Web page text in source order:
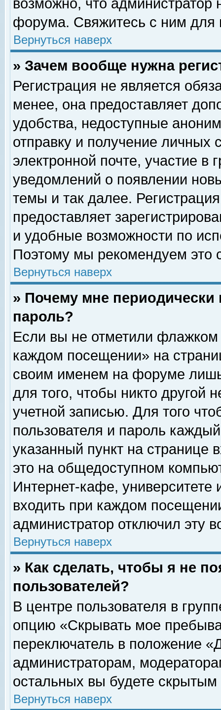
возможно, что
форума. Свяжитесь с ним для
Вернуться наверх
» Зачем вообще нужна
Регистрация не является
менее, она предоставляет
удобства, недоступные
отправку и получение личных
электронной почте, участие в
уведомлений о появлении
темы и так далее.
предоставляет
и удобные возможности по
Поэтому мы рекомендуем это
Вернуться наверх
» Почему мне
пароль?
Если вы не отметили флажком
каждом посещении» на
своим именем на форуме
для того, чтобы никто другой
учетной записью. Для того
пользователя и пароль
указанный пункт на
это на общедоступном
Интернет-кафе, университете
входить при каждом
администратор отключил эту
Вернуться наверх
» Как сделать, чтобы я не
пользователей?
В центре пользователя в
опцию «Скрывать мое
переключатель в положение
администраторам,
остальных вы будете скрытым
Вернуться наверх